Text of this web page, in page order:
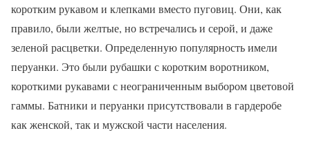
коротким рукавом и клепками вместо пуговиц. Они, как
правило, были желтые, но встречались и серой, и даже
зеленой расцветки. Определенную популярность имели
перуанки. Это были рубашки с коротким воротником,
короткими рукавами с неограниченным выбором цветовой
гаммы. Батники и перуанки присутствовали в гардеробе
как женской, так и мужской части населения.